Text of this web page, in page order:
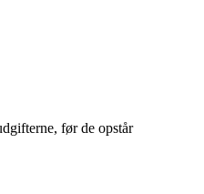
før de opstår